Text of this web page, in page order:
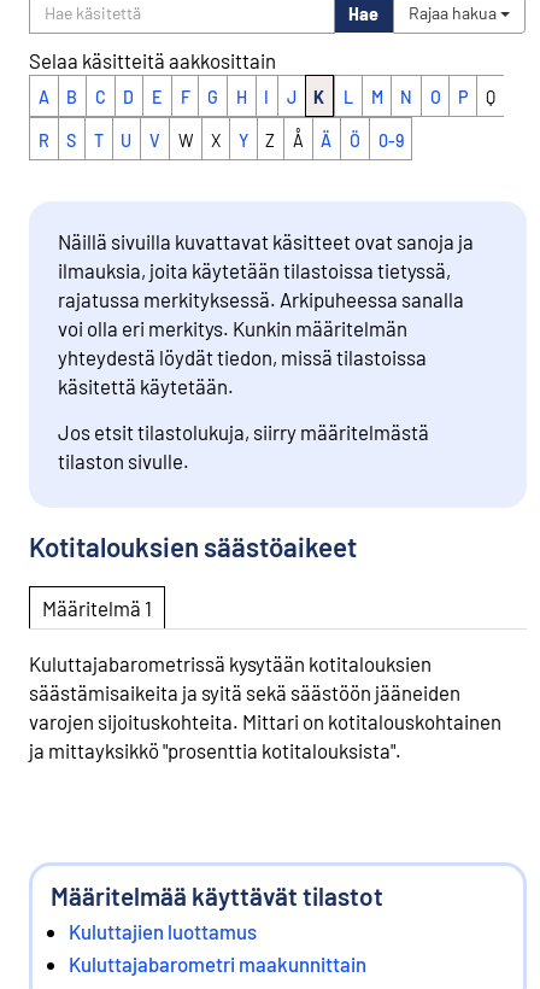
Hae Rajaa hakua
Selaa käsitteitä aakkosittain
A B C D E F G H I J K L M N O P Q
R S T U V W X Y Z Å Ä Ö 0-9
Näillä sivuilla kuvattavat käsitteet ovat sanoja ja
ilmauksia, joita käytetään tilastoissa tietyssä,
rajatussa merkityksessä. Arkipuheessa sanalla
voi olla eri merkitys. Kunkin määritelmän
yhteydestä löydät tiedon, missä tilastoissa
käsitettä käytetään.
Jos etsit tilastolukuja, siirry määritelmästä
tilaston sivulle.
Kotitalouksien säästöaikeet
Määritelmä 1
Kuluttajabarometrissä kysytään kotitalouksien
säästämisaikeita ja syitä sekä säästöön jääneiden
varojen sijoituskohteita. Mittari on kotitalouskohtainen
ja mittayksikkö "prosenttia kotitalouksista".
Määritelmää käyttävät tilastot
Kuluttajien luottamus
Kuluttajabarometri maakunnittain